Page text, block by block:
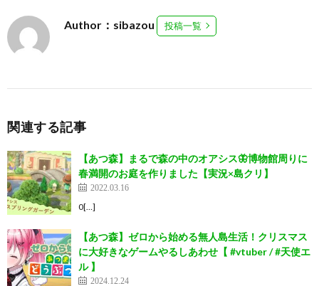
Author：sibazou 投稿一覧
関連する記事
【あつ森】まるで森の中のオアシス🦋博物館周りに
春満開のお庭を作りました【実況×島クリ】
2022.03.16
0[…]
【あつ森】ゼロから始める無人島生活！クリスマス
に大好きなゲームやるしあわせ【 #vtuber / #天使エ
ル 】
2024.12.24